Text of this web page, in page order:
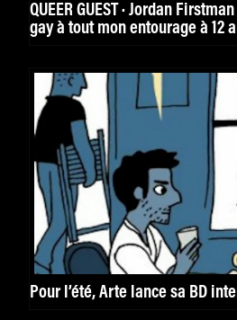
QUEER GUEST · Jordan
gay à tout mon entourage à 12
Pour l’été, Arte lance sa BD